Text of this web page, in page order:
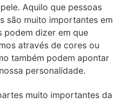
Aquilo que pessoas
são muito importantes em
podem dizer em que
através de cores ou
também podem apontar
personalidade.
muito importantes da